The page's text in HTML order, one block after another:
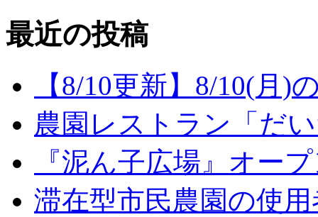
最近の投稿
【8/10更新】8/10(月)
農園レストラン「だ
『泥ん子広場』オー
滞在型市民農園の使